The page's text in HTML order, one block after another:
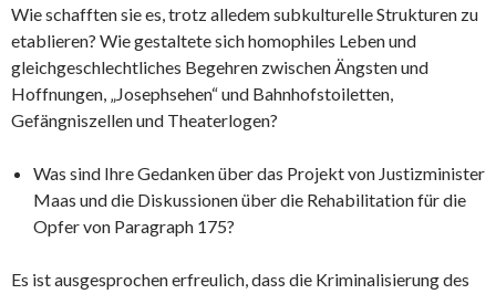
Wie schafften sie es, trotz alledem subkulturelle Strukturen zu
etablieren? Wie gestaltete sich homophiles Leben und
gleichgeschlechtliches Begehren zwischen Ängsten und
Hoffnungen, „Josephsehen“ und Bahnhofstoiletten,
Gefängniszellen und Theaterlogen?
Was sind Ihre Gedanken über das Projekt von Justizminister
Maas und die Diskussionen über die Rehabilitation für die
Opfer von Paragraph 175?
Es ist ausgesprochen erfreulich, dass die Kriminalisierung des